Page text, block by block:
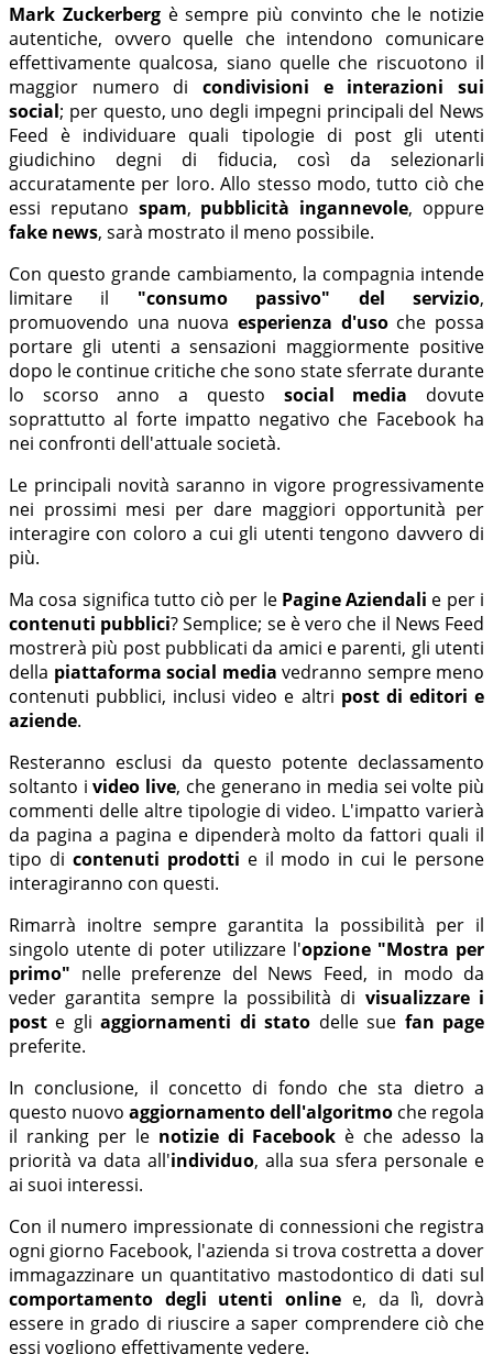
Mark Zuckerbergè sempre più convinto che le notizie
autentiche, ovvero quelle che intendono comunicare
effettivamente qualcosa, siano quelle che riscuotono il
maggior numero di condivisioni e interazioni sui
social; per questo, uno degli impegni principali del News
Feed è individuare quali tipologie di post gli utenti
giudichino degni di fiducia, così da selezionarli
accuratamente per loro. Allo stesso modo, tutto ciò che
essi reputano spam, pubblicità ingannevole, oppure
fake news, sarà mostrato il meno possibile.
Con questo grande cambiamento, la compagnia intende
limitare il "consumo passivo" del servizio,
promuovendo una nuova esperienza d'usoche possa
portare gli utenti a sensazioni maggiormente positive
dopo le continue critiche che sono state sferrate durante
lo scorso anno a questo social media dovute
soprattutto al forte impatto negativo che Facebook ha
nei confronti dell'attuale società.
Le principali novità saranno in vigore progressivamente
nei prossimi mesi per dare maggiori opportunità per
interagire con coloro a cui gli utenti tengono davvero di
più.
Ma cosa significa tutto ciò per le Pagine Aziendali e per i
contenuti pubblici? Semplice; se è vero che il News Feed
mostrerà più post pubblicati da amici e parenti, gli utenti
della piattaforma social media vedranno sempre meno
contenuti pubblici, inclusi video e altri post di editori e
aziende.
Resteranno esclusi da questo potente declassamento
soltanto ivideo live, che generano in media sei volte più
commenti delle altre tipologie di video. L'impatto varierà
da pagina a pagina e dipenderà molto da fattori quali il
tipo di contenuti prodotti e il modo in cui le persone
interagiranno con questi.
Rimarrà inoltre sempre garantita la possibilità per il
singolo utente di poter utilizzare l'opzione "Mostra per
primo" nelle preferenze del News Feed, in modo da
veder garantita sempre la possibilità di visualizzare i
post e gliaggiornamenti di stato delle sue fan page
preferite.
In conclusione, il concetto di fondo che sta dietro a
questo nuovo aggiornamento dell'algoritmo che regola
il ranking per le notizie di Facebook è che adesso la
priorità va data all'individuo, alla sua sfera personale e
ai suoi interessi.
Con il numero impressionate di connessioni che registra
ogni giorno Facebook, l'azienda si trova costretta a dover
immagazzinare un quantitativo mastodontico di dati sul
comportamento degli utenti onlinee, da lì, dovrà
essere in grado di riuscire a saper comprendere ciò che
essi vogliono effettivamente vedere.